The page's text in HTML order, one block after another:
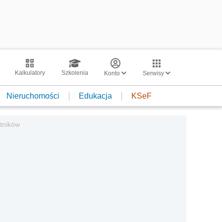
Kalkulatory Szkolenia Konto Serwisy
Nieruchomości Edukacja KSeF